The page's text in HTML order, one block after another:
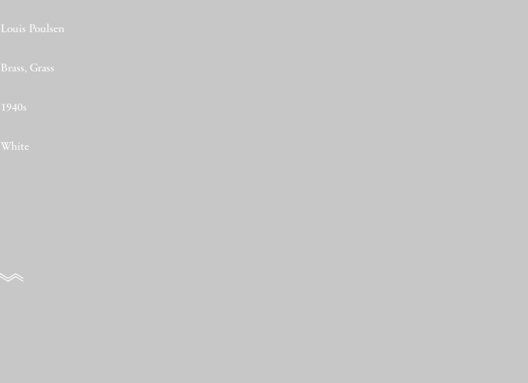
Louis Poulsen
Brass, Grass
1940s
White